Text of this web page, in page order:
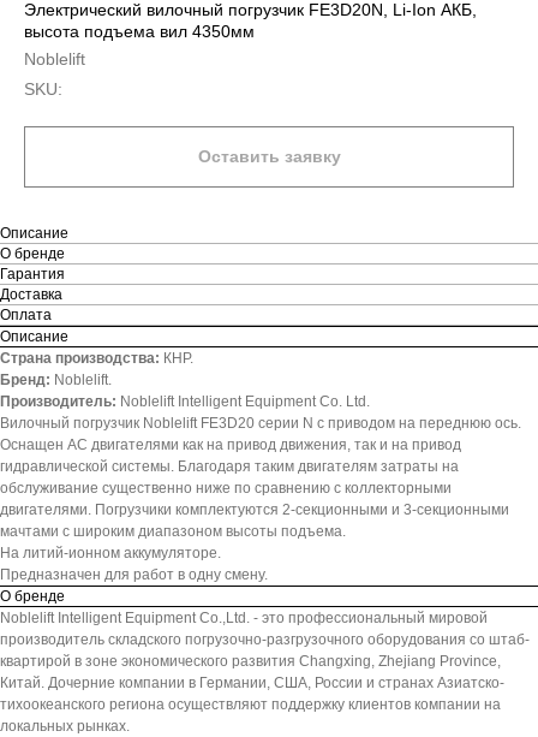
Электрический вилочный погрузчик FE3D20N, Li-Ion АКБ,
высота подъема вил 4350мм
Noblelift
SKU:
Оставить заявку
Описание
О бренде
Гарантия
Доставка
Оплата
Описание
Страна производства: КНР.
Бренд: Noblelift.
Производитель: Noblelift Intelligent Equipment Co. Ltd.
Вилочный погрузчик Noblelift FE3D20 серии N с приводом на переднюю ось.
Оснащен АС двигателями как на привод движения, так и на привод
гидравлической системы. Благодаря таким двигателям затраты на
обслуживание существенно ниже по сравнению с коллекторными
двигателями. Погрузчики комплектуются 2-секционными и 3-секционными
мачтами с широким диапазоном высоты подъема.
На литий-ионном аккумуляторе.
Предназначен для работ в одну смену.
О бренде
Noblelift Intelligent Equipment Co.,Ltd. - это профессиональный мировой
производитель складского погрузочно-разгрузочного оборудования со штаб-
квартирой в зоне экономического развития Changxing, Zhejiang Province,
Китай. Дочерние компании в Германии, США, России и странах Азиатско-
тихоокеанского региона осуществляют поддержку клиентов компании на
локальных рынках.